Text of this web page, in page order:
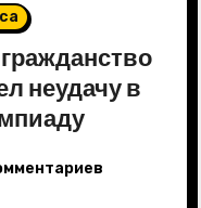
неудачу в